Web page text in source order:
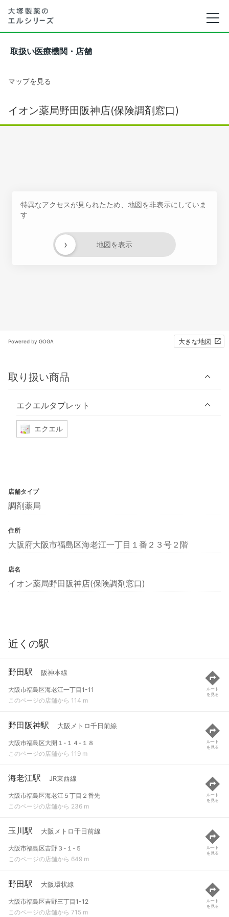
取扱い医療機関・店舗
マップを見る
イオン薬局野田阪神店(保険調剤窓口)
特異なアクセスが見られたため、地図を非表示にしていま
す
地図を表示
›
Powered by GOGA 大きな地図
取り扱い商品
エクエルタブレット
エクエル
店舗タイプ
調剤薬局
住所
大阪府大阪市福島区海老江一丁目１番２３号２階
店名
イオン薬局野田阪神店(保険調剤窓口)
近くの駅
野田駅 阪神本線
大阪市福島区海老江一丁目1-11
このページの店舗から 114 m
ルート
を見る
野田阪神駅 大阪メトロ千日前線
大阪市福島区大開１-１４-１８
このページの店舗から 119 m
ルート
を見る
海老江駅 JR東西線
大阪市福島区海老江５丁目２番先
このページの店舗から 236 m
ルート
を見る
玉川駅 大阪メトロ千日前線
大阪市福島区吉野３-１-５
このページの店舗から 649 m
ルート
を見る
野田駅 大阪環状線
大阪市福島区吉野三丁目1-12
このページの店舗から 715 m
ルート
を見る